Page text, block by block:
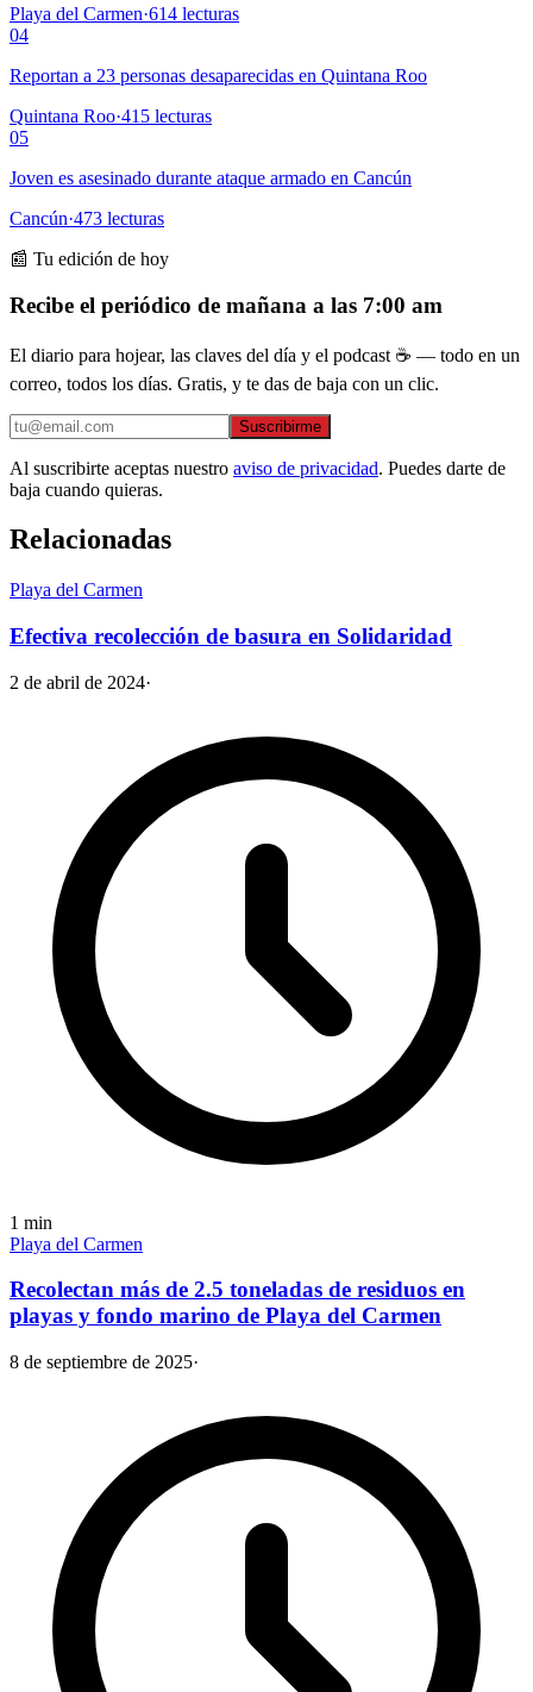
Playa del Carmen·614 lecturas
04
Reportan a 23 personas desaparecidas en Quintana Roo
Quintana Roo·415 lecturas
05
Joven es asesinado durante ataque armado en Cancún
Cancún·473 lecturas
📰 Tu edición de hoy
Recibe el periódico de mañana a las 7:00 am
El diario para hojear, las claves del día y el podcast ☕ — todo en un
correo, todos los días. Gratis, y te das de baja con un clic.
Suscribirme
Al suscribirte aceptas nuestro aviso de privacidad. Puedes darte de
baja cuando quieras.
Relacionadas
Playa del Carmen
Efectiva recolección de basura en Solidaridad
2 de abril de 2024·
1 min
Playa del Carmen
Recolectan más de 2.5 toneladas de residuos en
playas y fondo marino de Playa del Carmen
8 de septiembre de 2025·